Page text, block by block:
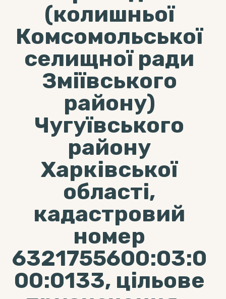
(колишньої
Комсомольської
селищної ради
Зміївського
району)
Чугуївського
району
Харківської
області,
кадастровий
номер
6321755600:03:0
00:0133, цільове